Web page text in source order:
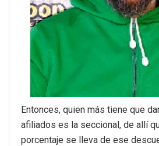
Entonces, quien más tiene que
afiliados es la seccional, de allí
porcentaje se lleva de ese